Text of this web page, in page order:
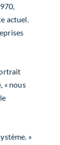
actuel.
« nous
»